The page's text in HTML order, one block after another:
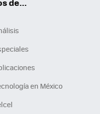
en México